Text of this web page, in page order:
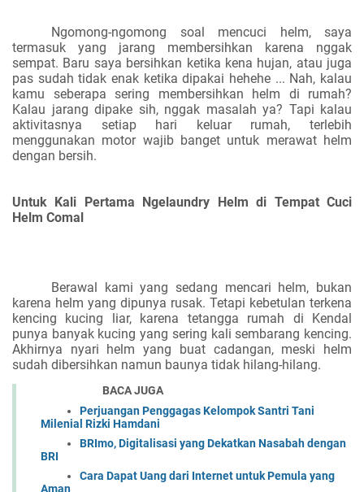
Ngomong-ngomong soal mencuci helm, saya
termasuk yang jarang membersihkan karena nggak
sempat. Baru saya bersihkan ketika kena hujan, atau juga
pas sudah tidak enak ketika dipakai hehehe ... Nah, kalau
kamu seberapa sering membersihkan helm di rumah?
Kalau jarang dipake sih, nggak masalah ya? Tapi kalau
aktivitasnya setiap hari keluar rumah, terlebih
menggunakan motor wajib banget untuk merawat helm
dengan bersih.
Untuk Kali Pertama Ngelaundry Helm di Tempat Cuci
Helm Comal
Berawal kami yang sedang mencari helm, bukan
karena helm yang dipunya rusak. Tetapi kebetulan terkena
kencing kucing liar, karena tetangga rumah di Kendal
punya banyak kucing yang sering kali sembarang kencing.
Akhirnya nyari helm yang buat cadangan, meski helm
sudah dibersihkan namun baunya tidak hilang-hilang.
BACA JUGA
Perjuangan Penggagas Kelompok Santri Tani
Milenial Rizki Hamdani
BRImo, Digitalisasi yang Dekatkan Nasabah dengan
BRI
Cara Dapat Uang dari Internet untuk Pemula yang
Aman